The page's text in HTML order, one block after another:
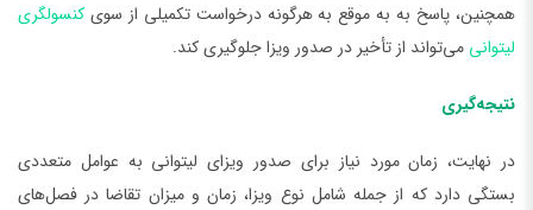
همچنین، پاسخ به به موقع به هرگونه درخواست تکمیلی از سوی کنسولگری
لیتوانی می‌تواند از تأخیر در صدور ویزا جلوگیری کند.
نتیجه‌گیری
در نهایت، زمان مورد نیاز برای صدور ویزای لیتوانی به عوامل متعددی
بستگی دارد که از جمله شامل نوع ویزا، زمان و میزان تقاضا در فصل‌های